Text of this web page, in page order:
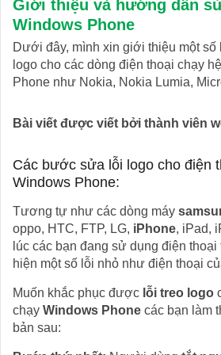
Giới thiệu và hướng dẫn
Windows Phone
Dưới đây, mình xin giới thiệu một
logo cho các dòng điện thoại chạy
Phone như Nokia, Nokia Lumia,
Bài viết được viết bởi thành viên
Các bước sửa lỗi logo cho điện
Windows Phone:
Tương tự như các dòng máy
oppo, HTC, FTP, LG, iPhone, iPad,
lúc các bạn đang sử dụng điện
hiện một số lỗi nhỏ như điện thoại
Muốn khắc phục được lỗi treo logo
chạy Windows Phone các bạn làm
bản sau: